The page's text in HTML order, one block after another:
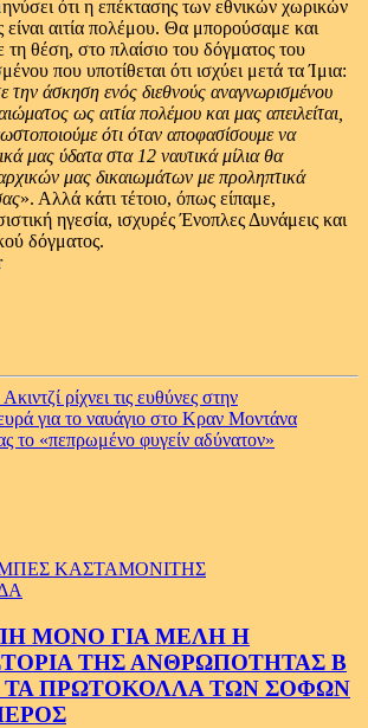
ότι η επέκτασης των εθνικών χωρικών
αιτία πολέμου. Θα μπορούσαμε και
τη θέση, στο πλαίσιο του δόγματος του
που υποτίθεται ότι ισχύει μετά τα Ίμια:
την άσκηση ενός διεθνούς αναγνωρισμένου
ως αιτία πολέμου και μας απειλείται,
ότι όταν αποφασίσουμε να
μας ύδατα στα 12 ναυτικά μίλια θα
μας δικαιωμάτων με προληπτικά
». Αλλά κάτι τέτοιο, όπως είπαμε,
ηγεσία, ισχυρές Ένοπλες Δυνάμεις και
δόγματος.
ρίχνει τις ευθύνες στην
για το ναυάγιο στο Κραν Μοντάνα
το «πεπρωμένο φυγείν αδύνατον»
ΚΑΣΤΑΜΟΝΙΤΗΣ
ΜΟΝΟ ΓΙΑ ΜΕΛΗ Η
ΤΗΣ ΑΝΘΡΩΠΟΤΗΤΑΣ Β
ΤΑ ΠΡΩΤΟΚΟΛΛΑ ΤΩΝ ΣΟΦΩΝ